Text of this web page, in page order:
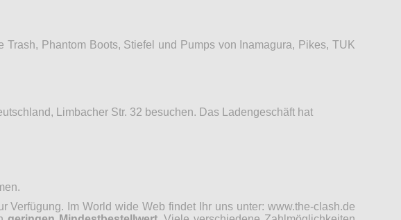
Phantom Boots, Stiefel und Pumps von Inamagura, Pikes, TUK
Limbacher Str. 32 besuchen. Das Ladengeschäft hat
Im World wide Web findet Ihr uns unter: www.the-clash.de